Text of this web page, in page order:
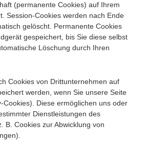
(permanente Cookies) auf Ihrem
Session-Cookies werden nach Ende
gelöscht. Permanente Cookies
gespeichert, bis Sie diese selbst
Löschung durch Ihren
Cookies von Drittunternehmen auf
werden, wenn Sie unsere Seite
Cookies). Diese ermöglichen uns oder
Dienstleistungen des
B. Cookies zur Abwicklung von